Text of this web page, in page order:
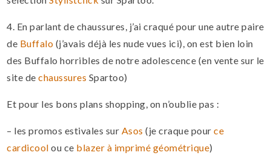
4. En parlant de chaussures, j’ai craqué pour une autre paire
de Buffalo (j’avais déjà les nude vues ici), on est bien loin
des Buffalo horribles de notre adolescence (en vente sur le
site dechaussures Spartoo)
Et pour les bons plans shopping, on n’oublie pas :
– les promos estivales sur Asos(je craque pource
cardicool ou ce blazer à imprimé géométrique)